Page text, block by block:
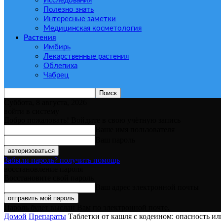
Полезно знать
Интересные заметки
Медицинская косметология
Растения
Имбирь
Лекарственные растения
Облепиха
Чабрец
Забыли пароль? получить помощь
Домой Препараты Таблетки от кашля с кодеином: опасность